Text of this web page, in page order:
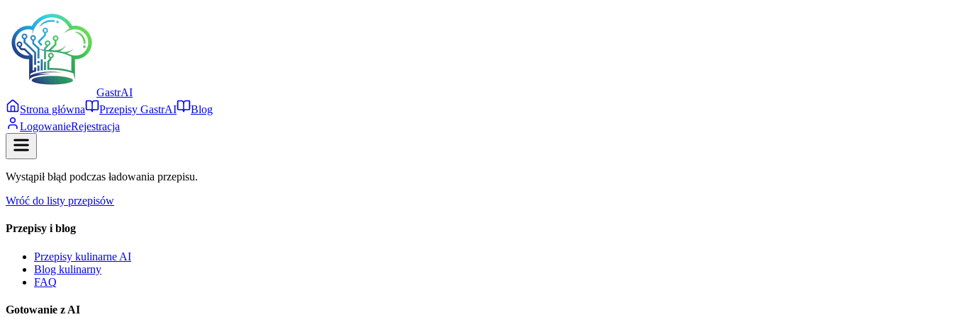
GastrAI
Strona główna
Przepisy GastrAI
Blog
LogowanieRejestracja
Wystąpił błąd podczas ładowania przepisu.
Wróć do listy przepisów
Przepisy i blog
Przepisy kulinarne AI
Blog kulinarny
FAQ
Gotowanie z AI